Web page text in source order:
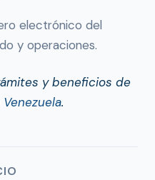
electrónico del
y operaciones.
y beneficios de
Venezuela.